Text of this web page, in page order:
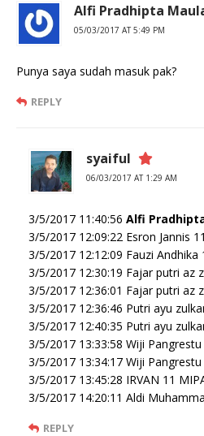
Alfi Pradhipta
05/03/2017 AT 5:49 PM
Punya saya sudah masuk pak?
REPLY
syaiful
06/03/2017 AT 1:29 AM
3/5/2017 11:40:56 Alfi
3/5/2017 12:09:22 Esron Jannis
3/5/2017 12:12:09 Fauzi Andhika
3/5/2017 12:30:19 Fajar putri az
3/5/2017 12:36:01 Fajar putri az
3/5/2017 12:36:46 Putri ayu
3/5/2017 12:40:35 Putri ayu
3/5/2017 13:33:58 Wiji Pangrestu
3/5/2017 13:34:17 Wiji Pangrestu
3/5/2017 13:45:28 IRVAN 11
3/5/2017 14:20:11 Aldi
REPLY